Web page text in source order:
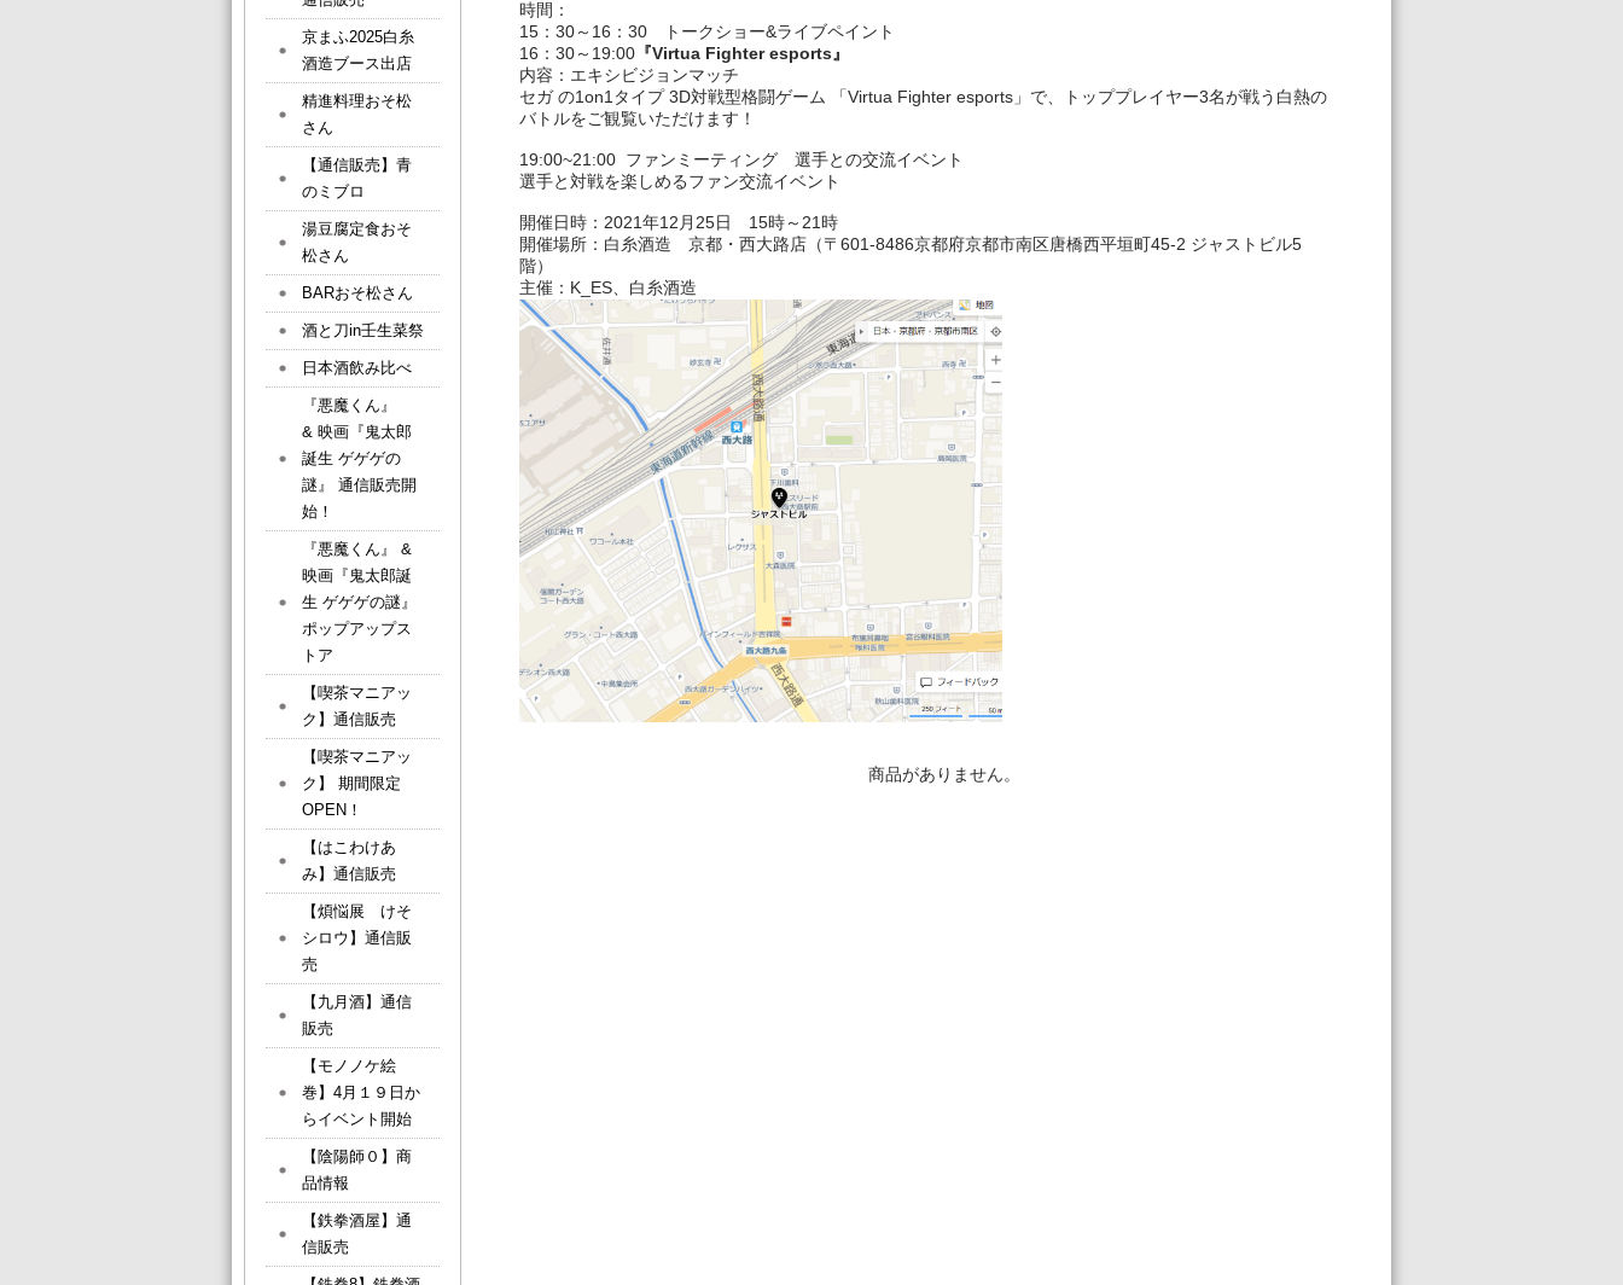
時間：
15：30～16：30 トークショー&ライブペイント
16：30～19:00 『Virtua Fighter esports』
内容：エキシビジョンマッチ
セガ の1on1タイプ 3D対戦型格闘ゲーム 「Virtua Fighter esports」で、トッププレイヤー3名が戦う白熱の
バトルをご観覧いただけます！
19:00~21:00 ファンミーティング 選手との交流イベント
選手と対戦を楽しめるファン交流イベント
開催日時：2021年12月25日 15時～21時
開催場所：白糸酒造 京都・西大路店（〒601-8486京都府京都市南区唐橋西平垣町45-2 ジャストビル5
階）
主催：K_ES、白糸酒造
商品がありません。
京まふ2025白糸
酒造ブース出店
精進料理おそ松
さん
【通信販売】青
のミブロ
湯豆腐定食おそ
松さん
BARおそ松さん
酒と刀in壬生菜祭
日本酒飲み比べ
『悪魔くん』
& 映画『鬼太郎
誕生 ゲゲゲの
謎』 通信販売開
始！
『悪魔くん』 &
映画『鬼太郎誕
生 ゲゲゲの謎』
ポップアップス
トア
【喫茶マニアッ
ク】通信販売
【喫茶マニアッ
ク】 期間限定
OPEN！
【はこわけあ
み】通信販売
【煩悩展 けそ
シロウ】通信販
売
【九月酒】通信
販売
【モノノケ絵
巻】4月１９日か
らイベント開始
【陰陽師０】商
品情報
【鉄拳酒屋】通
信販売